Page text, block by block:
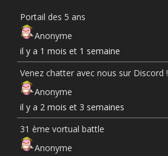
Portail des 5 ans
Anonyme
il y a 1 mois et 1 semaine
Venez chatter avec nous sur Discord !
Anonyme
il y a 2 mois et 3 semaines
31 ème vortual battle
Anonyme